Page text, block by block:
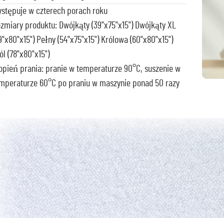
w czterech porach roku
produktu: Dwójkąty (39"x75"x15") Dwójkąty XL
Pełny (54"x75"x15") Królowa (60"x80"x15")
(78"x80"x15")
prania: pranie w temperaturze 90°C, suszenie w
60°C po praniu w maszynie ponad 50 razy